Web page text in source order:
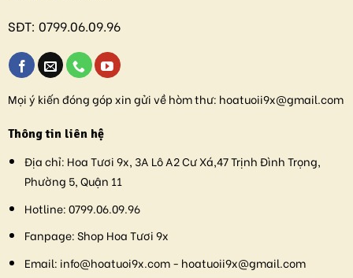
SĐT: 0799.06.09.96
Mọi ý kiến đóng góp xin gửi về hòm thư: hoatuoii9x@gmail.com
Thông tin liên hệ
Địa chỉ: Hoa Tươi 9x, 3A Lô A2 Cư Xá,47 Trịnh Đình Trọng,
Phường 5, Quận 11
Hotline:0799.06.09.96
Fanpage:Shop Hoa Tươi 9x
Email: info@hoatuoi9x.com - hoatuoii9x@gmail.com